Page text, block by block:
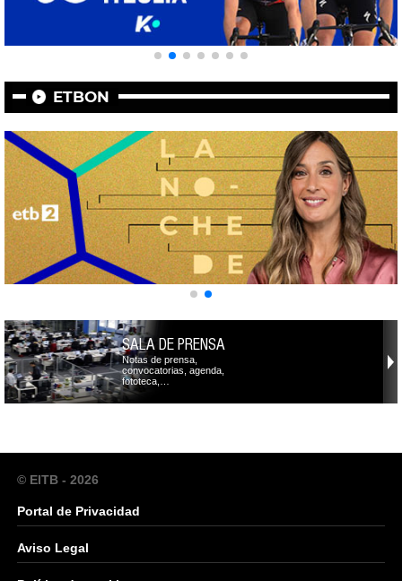
ETBON
SALA DE PRENSA
Notas de prensa,
convocatorias, agenda,
fototeca,…
© EITB - 2026
Portal de Privacidad
Aviso Legal